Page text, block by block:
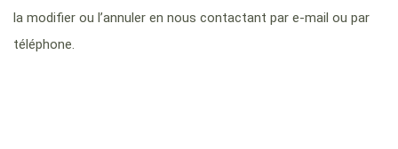
la modifier ou l’annuler en nous contactant par e-mail ou par
téléphone.